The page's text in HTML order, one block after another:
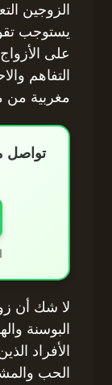
الزوجين
يستوجب
على
التفاهم
مغربية من
تواصل
لا شك أن
البوسنة
الأفراد
الحب